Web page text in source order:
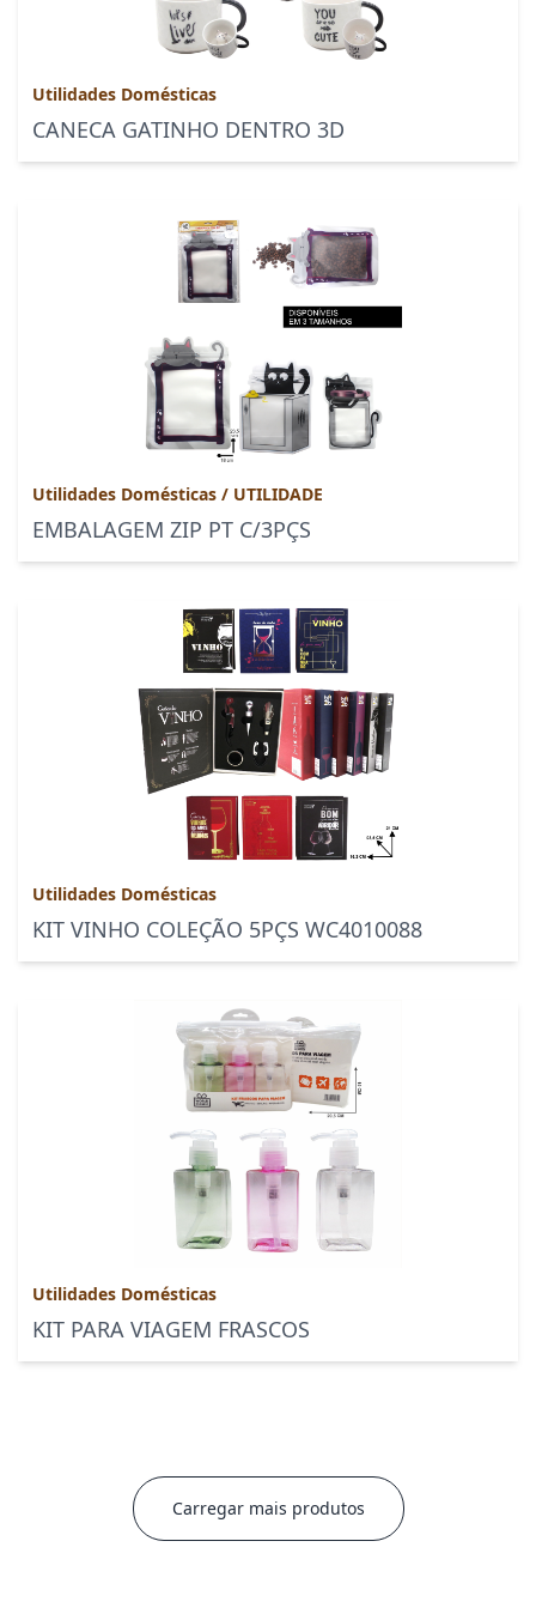
Utilidades Domésticas
CANECA GATINHO DENTRO 3D
Utilidades Domésticas / UTILIDADE
EMBALAGEM ZIP PT C/3PÇS
Utilidades Domésticas
KIT VINHO COLEÇÃO 5PÇS WC4010088
Utilidades Domésticas
KIT PARA VIAGEM FRASCOS
Carregar mais produtos